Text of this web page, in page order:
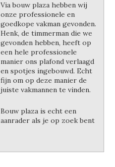
Via bouw plaza hebben wij
onze professionele en
goedkope vakman gevonden.
Henk, de timmerman die we
gevonden hebben, heeft op
een hele professionele
manier ons plafond verlaagd
en spotjes ingebouwd. Echt
fijn om op deze manier de
juiste vakmannen te vinden.
Bouw plaza is echt een
aanrader als je op zoek bent